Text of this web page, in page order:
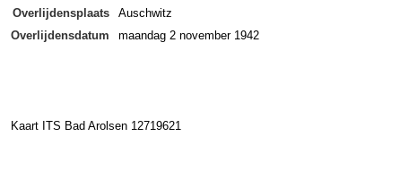
Overlijdensplaats
Auschwitz
Overlijdensdatum
maandag 2 november 1942
Kaart ITS Bad Arolsen 12719621